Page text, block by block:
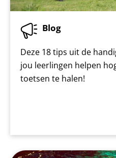
Blog
Deze 18 tips uit de
jou leerlingen helpen
toetsen te halen!